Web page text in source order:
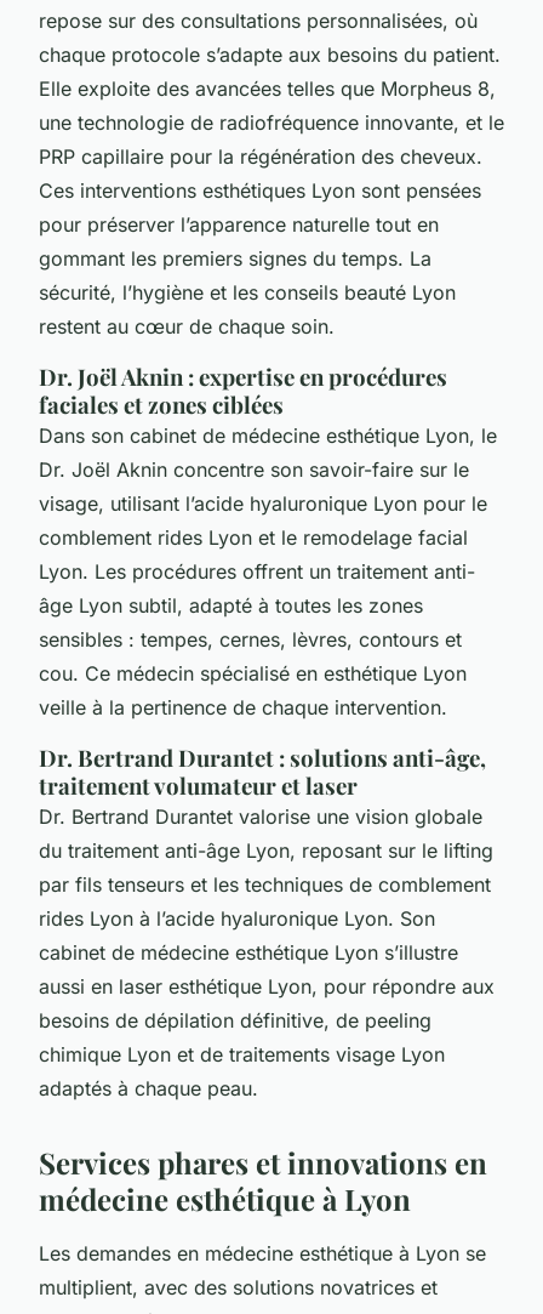
repose sur des consultations personnalisées, où
chaque protocole s’adapte aux besoins du patient.
Elle exploite des avancées telles que Morpheus 8,
une technologie de radiofréquence innovante, et le
PRP capillaire pour la régénération des cheveux.
Ces interventions esthétiques Lyon sont pensées
pour préserver l’apparence naturelle tout en
gommant les premiers signes du temps. La
sécurité, l’hygiène et les conseils beauté Lyon
restent au cœur de chaque soin.
Dr. Joël Aknin : expertise en procédures
faciales et zones ciblées
Dans son cabinet de médecine esthétique Lyon, le
Dr. Joël Aknin concentre son savoir-faire sur le
visage, utilisant l’acide hyaluronique Lyon pour le
comblement rides Lyon et le remodelage facial
Lyon. Les procédures offrent un traitement anti-
âge Lyon subtil, adapté à toutes les zones
sensibles : tempes, cernes, lèvres, contours et
cou. Ce médecin spécialisé en esthétique Lyon
veille à la pertinence de chaque intervention.
Dr. Bertrand Durantet : solutions anti-âge,
traitement volumateur et laser
Dr. Bertrand Durantet valorise une vision globale
du traitement anti-âge Lyon, reposant sur le lifting
par fils tenseurs et les techniques de comblement
rides Lyon à l’acide hyaluronique Lyon. Son
cabinet de médecine esthétique Lyon s’illustre
aussi en laser esthétique Lyon, pour répondre aux
besoins de dépilation définitive, de peeling
chimique Lyon et de traitements visage Lyon
adaptés à chaque peau.
Services phares et innovations en
médecine esthétique à Lyon
Les demandes en médecine esthétique à Lyon se
multiplient, avec des solutions novatrices et